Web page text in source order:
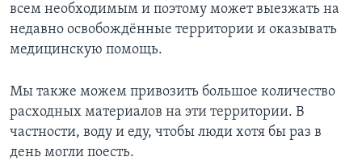
всем необходимым и поэтому может выезжать на
недавно освобождённые территории и оказывать
медицинскую помощь.
Мы также можем привозить большое количество
расходных материалов на эти территории. В
частности, воду и еду, чтобы люди хотя бы раз в
день могли поесть.